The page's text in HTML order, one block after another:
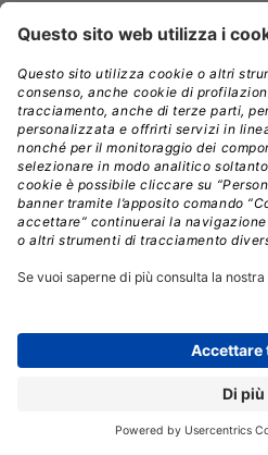
DigitalPartner
Leggi l'informativa
accetta i termini di
Si, acconsento*